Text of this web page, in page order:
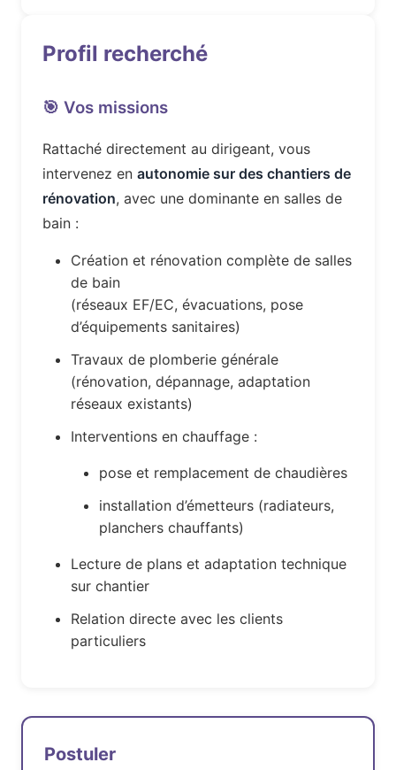
Profil recherché
🎯 Vos missions
Rattaché directement au dirigeant, vous
intervenez en autonomie sur des chantiers de
rénovation, avec une dominante en salles de
bain :
Création et rénovation complète de salles
de bain
(réseaux EF/EC, évacuations, pose
d’équipements sanitaires)
Travaux de plomberie générale
(rénovation, dépannage, adaptation
réseaux existants)
Interventions en chauffage :
pose et remplacement de chaudières
installation d’émetteurs (radiateurs,
planchers chauffants)
Lecture de plans et adaptation technique
sur chantier
Relation directe avec les clients
particuliers
Postuler